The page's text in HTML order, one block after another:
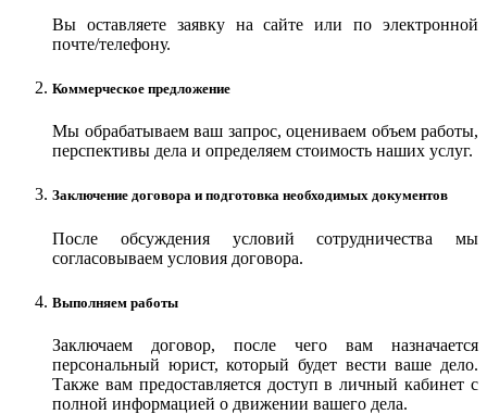
Вы оставляете заявку на сайте или по электронной
почте/телефону.
Коммерческое предложение
Мы обрабатываем ваш запрос, оцениваем объем работы,
перспективы дела и определяем стоимость наших услуг.
Заключение договора и подготовка необходимых документов
После обсуждения условий сотрудничества мы
согласовываем условия договора.
Выполняем работы
Заключаем договор, после чего вам назначается
персональный юрист, который будет вести ваше дело.
Также вам предоставляется доступ в личный кабинет с
полной информацией о движении вашего дела.